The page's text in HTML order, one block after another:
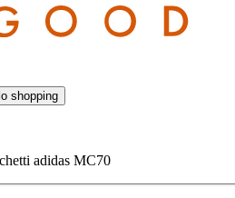
shopping
adidas MC70